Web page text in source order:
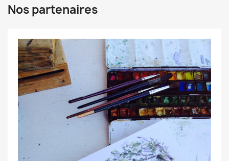
Nos partenaires